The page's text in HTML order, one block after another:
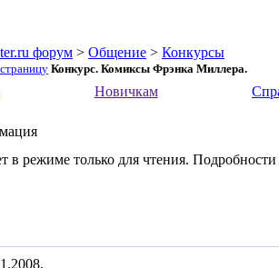
форум > Общение > Конкурсы
Конкурс. Комиксы Фрэнка Миллера.
Новичкам
в режиме только для чтения.